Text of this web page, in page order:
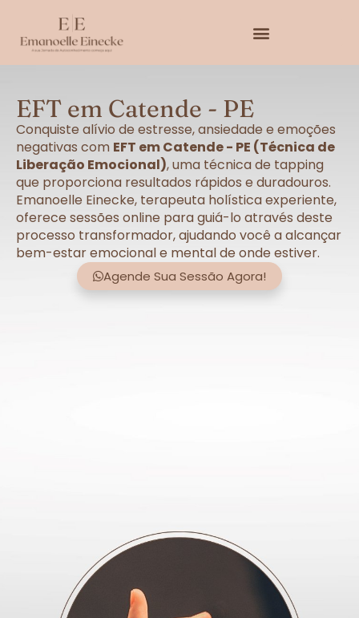
EFT em Catende - PE
Conquiste alívio de estresse, ansiedade e emoções
negativas com EFT em Catende - PE (Técnica de
Liberação Emocional), uma técnica de tapping
que proporciona resultados rápidos e duradouros.
Emanoelle Einecke, terapeuta holística experiente,
oferece sessões online para guiá-lo através deste
processo transformador, ajudando você a alcançar
bem-estar emocional e mental de onde estiver.
Agende Sua Sessão Agora!